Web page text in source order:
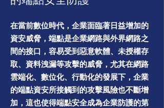
在當前數位時代，企業面臨著日益增加的
資安威脅，端點是企業網路與外界網路之
間的接口，容易受到惡意軟體、未授權存
取、資料洩漏等攻擊的威脅，尤其在網路
雲端化、數位化、行動化的發展下，企業
的端點資安所接觸到的攻擊風險也不斷增
加，這也使得端點安全成為企業防護的第